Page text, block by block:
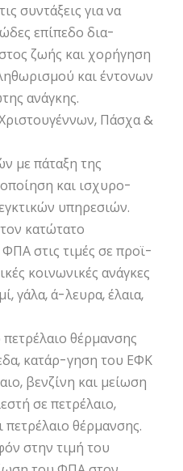
συντάξεις για να
επίπεδο δια-
ζωής και χορήγηση
και έντονων
ανάγκης.
Πάσχα &
με πάταξη της
και ισχυρο-
υπηρεσιών.
κατώτατο
στις τιμές σε προϊ-
κοινωνικές ανάγκες
γάλα, ά-λευρα, έλαια,
θέρμανσης
κατάρ-γηση του ΕΦΚ
βενζίνη και μείωση
σε πετρέλαιο,
πετρέλαιο θέρμανσης.
στην τιμή του